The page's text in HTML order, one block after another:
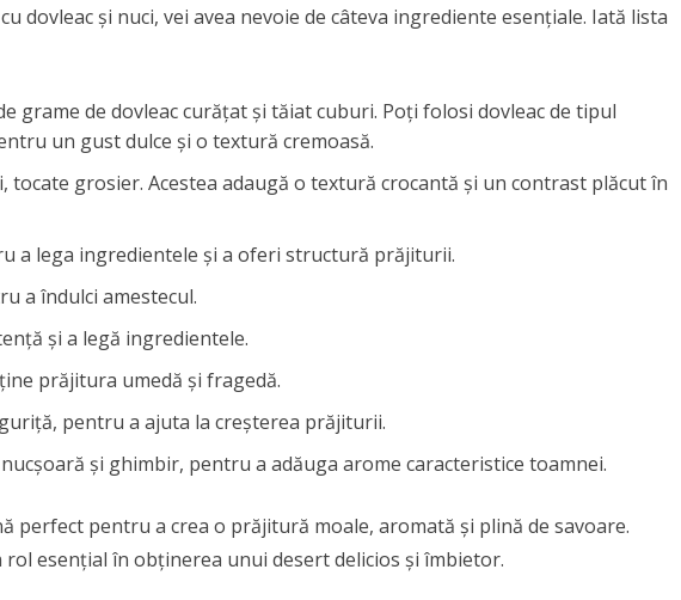
dovleac și nuci, vei avea nevoie de câteva ingrediente esențiale. Iată lista
grame de dovleac curățat și tăiat cuburi. Poți folosi dovleac de tipul
un gust dulce și o textură cremoasă.
tocate grosier. Acestea adaugă o textură crocantă și un contrast plăcut în
a lega ingredientele și a oferi structură prăjiturii.
a îndulci amestecul.
și a legă ingredientele.
prăjitura umedă și fragedă.
pentru a ajuta la creșterea prăjiturii.
și ghimbir, pentru a adăuga arome caracteristice toamnei.
perfect pentru a crea o prăjitură moale, aromată și plină de savoare.
rol esențial în obținerea unui desert delicios și îmbietor.